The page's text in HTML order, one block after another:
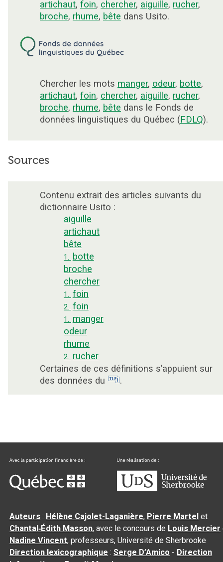
artichaut, foin, chercher, aiguille, rucher,
broche, rhume, bête dans Usito.
Chercher les mots manger, odeur, botte,
artichaut, foin, chercher, aiguille, rucher,
broche, rhume, bête dans le Fonds de
données linguistiques du Québec (FDLQ).
Sources
Contenu extrait des articles suivants du
dictionnaire Usito :
aiguille
artichaut
bête
1. botte
broche
chercher
1. foin
2. foin
1. manger
odeur
rhume
2. rucher
Certaines de ces définitions s’appuient sur
des données du
.
Auteurs : Hélène Cajolet-Laganière, Pierre Martel et
Chantal‑Édith Masson, avec le concours de Louis Mercier
Nadine Vincent, professeurs, Université de Sherbrooke
Direction lexicographique :Serge D’Amico - Direction